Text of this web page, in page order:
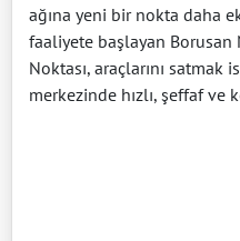
ağına yeni bir nokta daha
faaliyete başlayan Borusan
Noktası, araçlarını satmak
merkezinde hızlı, şeffaf